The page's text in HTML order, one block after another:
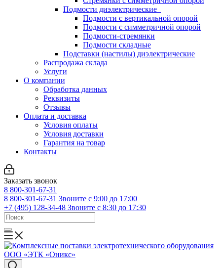
Подмости диэлектрические
Подмости с вертикальной опорой
Подмости с симметричной опорой
Подмости-стремянки
Подмости складные
Подставки (настилы) диэлектрические
Распродажа склада
Услуги
О компании
Обработка данных
Реквизиты
Отзывы
Оплата и доставка
Условия оплаты
Условия доставки
Гарантия на товар
Контакты
Заказать звонок
8 800-301-67-31
8 800-301-67-31 Звоните с 9:00 до 17:00
+7 (495) 128-34-48 Звоните с 8:30 до 17:30